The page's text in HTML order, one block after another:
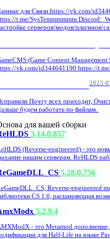
для Связи.https://vk.com/
t.me/SysTemmmmmm Discord:
серверов/модов/плагинов/
(Game Content
vk.com/id344641190 https://
2025-
Почту всех приходит,
будем работать по файлам.
для вашей сборки
3.14.0.857
(Reverse-engineered) - это
нашим серверам. ReHLDS
5.28.0.756
Reverse-engineered
CS 1.6, расширяющая
5.2.9.4
- это Metamod дополнение,
для Half-Life на языке